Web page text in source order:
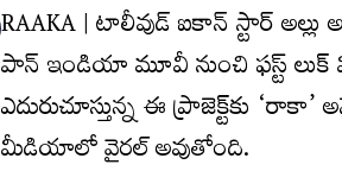
RAAKA | టాలీవుడ్ ఐకాన్ స్టార్ అల్లు
పాన్ ఇండియా మూవీ నుంచి ఫస్ట్
ఎదురుచూస్తున్న ఈ ప్రాజెక్ట్‌కు
మీడియాలో వైరల్ అవుతోంది.